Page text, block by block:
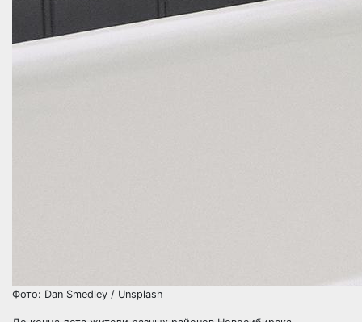
Фото: Dan Smedley / Unsplash